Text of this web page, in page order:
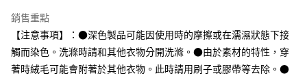
台新國際商業銀行
台灣樂天信用卡公司
運送方式
全家取貨付款
每筆NT$65，滿NT$1,000(含以上)免運費
銷售重點
【注意事項】：●深色製品可能因使用時的摩擦或在濡濕狀態下接
觸而染色。洗滌時請和其他衣物分開洗滌。●由於素材的特性，穿
著時絨毛可能會附著於其他衣物。此時請用刷子或膠帶等去除。●